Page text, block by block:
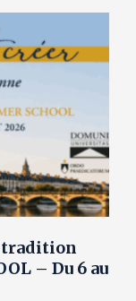
tradition
– Du 6 au